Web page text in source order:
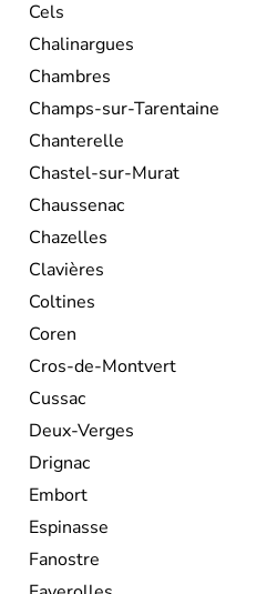
Cels
Chalinargues
Chambres
Champs-sur-Tarentaine
Chanterelle
Chastel-sur-Murat
Chaussenac
Chazelles
Clavières
Coltines
Coren
Cros-de-Montvert
Cussac
Deux-Verges
Drignac
Embort
Espinasse
Fanostre